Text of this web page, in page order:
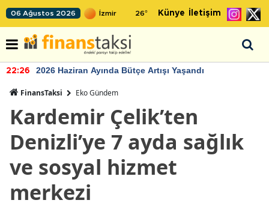
06 Ağustos 2026 26° Künye İletişim
22:26 2026 Haziran Ayında Bütçe Artışı Yaşandı
FinansTaksi Eko Gündem
Kardemir Çelik’ten
Denizli’ye 7 ayda sağlık
ve sosyal hizmet
merkezi